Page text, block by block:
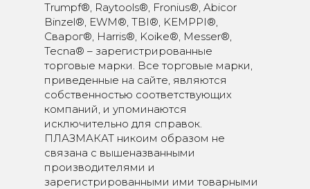
Trumpf®, Raytools®, Fronius®, Abicor
Binzel®, EWM®, TBI®, KEMPPI®,
Сварог®, Harris®, Koike®, Messer®,
Tecna® – зарегистрированные
торговые марки. Все торговые марки,
приведенные на сайте, являются
собственностью соответствующих
компаний, и упоминаются
исключительно для справок.
ПЛАЗМАКАТ никоим образом не
связана с вышеназванными
производителями и
зарегистрированными ими товарными